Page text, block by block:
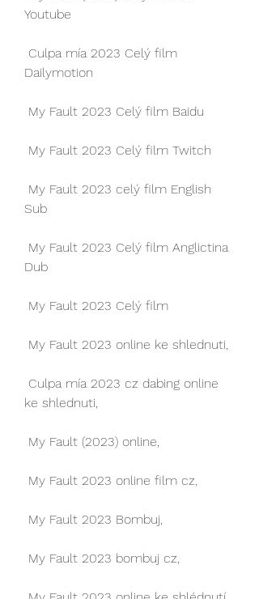
Youtube
Dailymotion
My Fault 2023 Celý film Baidu
My Fault 2023 Celý film Twitch
Sub
Dub
My Fault 2023 Celý film
My Fault 2023 online ke shlednuti,
ke shlednuti,
My Fault (2023) online,
My Fault 2023 online film cz,
My Fault 2023 Bombuj,
My Fault 2023 bombuj cz,